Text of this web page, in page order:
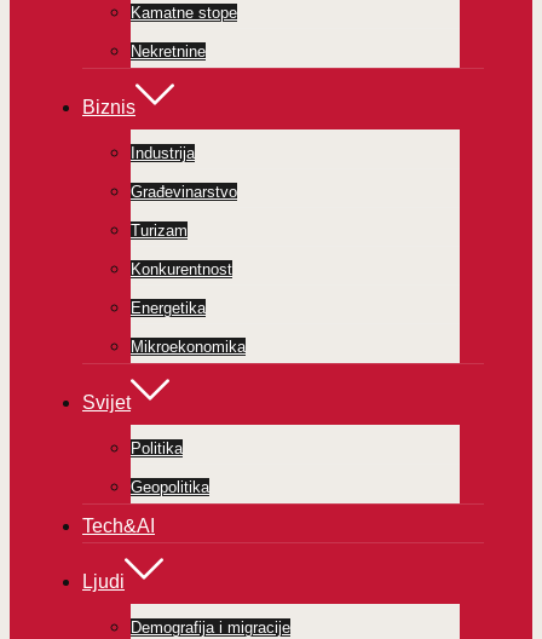
Kamatne stope
Nekretnine
Biznis
Industrija
Građevinarstvo
Turizam
Konkurentnost
Energetika
Mikroekonomika
Svijet
Politika
Geopolitika
Tech&AI
Ljudi
Demografija i migracije